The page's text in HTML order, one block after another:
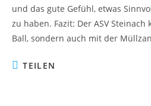
und das gute Gefühl, etwas
zu haben. Fazit: Der ASV
Ball, sondern auch mit der
TEILEN